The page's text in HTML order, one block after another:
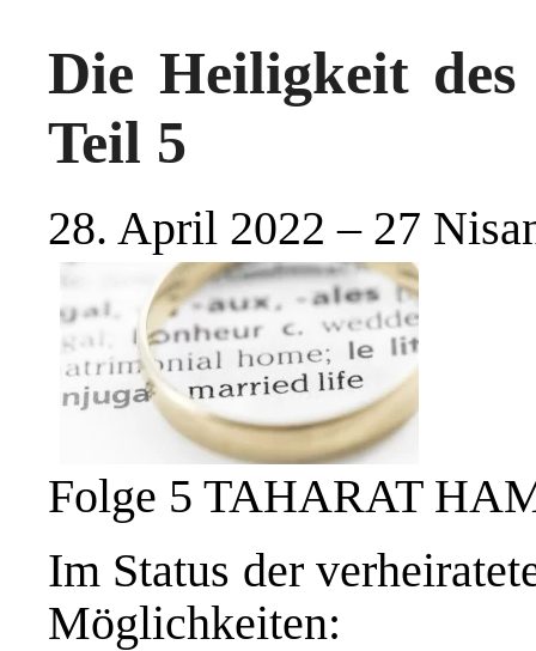
Die Heiligkeit des
Teil 5
28. April 2022 – 27
Folge 5 TAHARAT
Im Status der
Möglichkeiten: